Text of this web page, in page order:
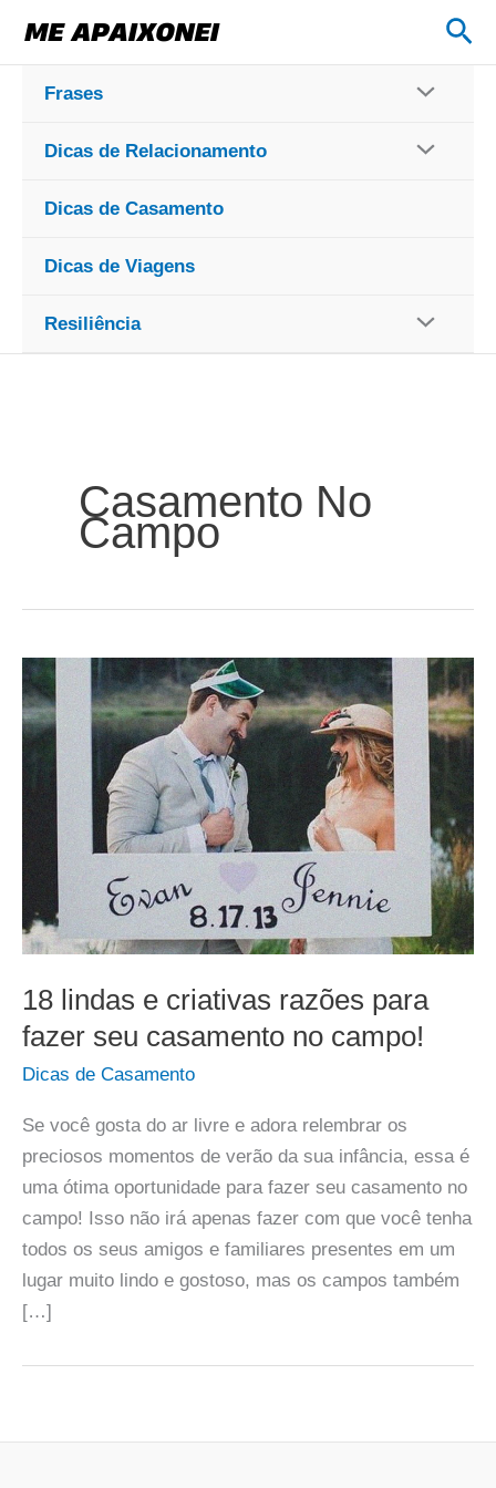
para
conteúdo
Frases
Dicas de Relacionamento
Dicas de Casamento
Dicas de Viagens
Resiliência
Casamento No
Campo
18 lindas e criativas razões para
fazer seu casamento no campo!
Dicas de Casamento
Se você gosta do ar livre e adora relembrar os
preciosos momentos de verão da sua infância, essa é
uma ótima oportunidade para fazer seu casamento no
campo! Isso não irá apenas fazer com que você tenha
todos os seus amigos e familiares presentes em um
lugar muito lindo e gostoso, mas os campos também
[…]